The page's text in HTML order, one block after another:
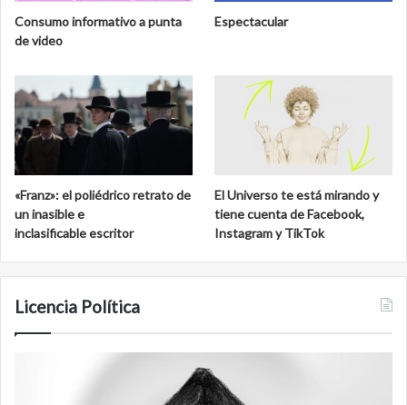
Consumo informativo a punta
de video
Espectacular
«Franz»: el poliédrico retrato de
un inasible e
inclasificable escritor
El Universo te está mirando y
tiene cuenta de Facebook,
Instagram y TikTok
Licencia Política
antineoliberal